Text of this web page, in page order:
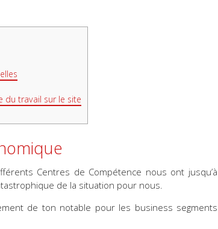
du travail sur le site
Centres de Compétence nous ont jusqu’à
de la situation pour nous.
de ton notable pour les business segments